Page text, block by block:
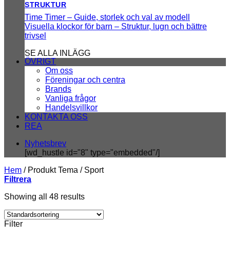
STRUKTUR
Time Timer – Guide, storlek och val av modell
Visuella klockor för barn – Struktur, lugn och bättre
trivsel
SE ALLA INLÄGG
ÖVRIGT
Om oss
Föreningar och centra
Brands
Vanliga frågor
Handelsvillkor
KONTAKTA OSS
REA
Nyhetsbrev
[wd_hustle id="8" type="embedded"/]
Hem /Produkt Tema /Sport
Filtrera
Showing all 48 results
Filter